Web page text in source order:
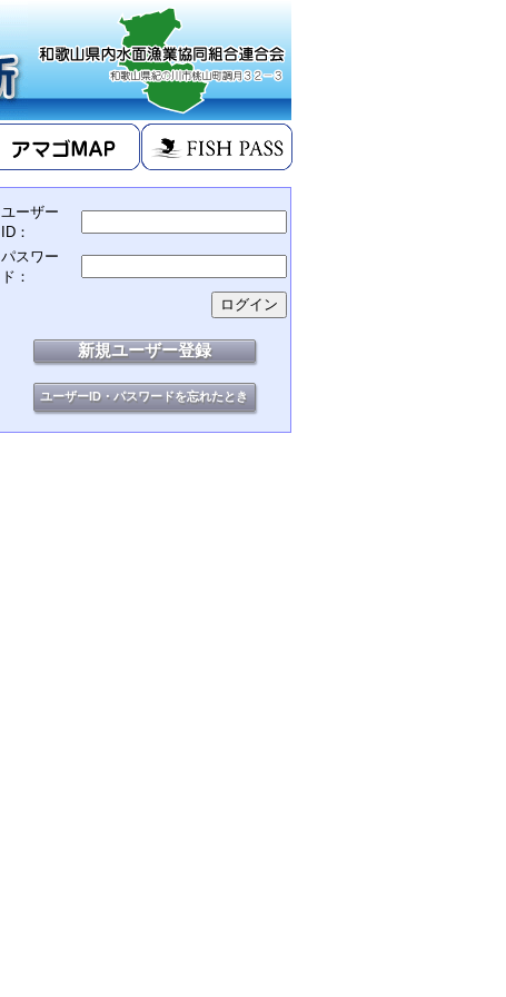
ユーザー
ID：
パスワー
ド：
新規ユーザー登録
ユーザーID・パスワードを忘れたとき